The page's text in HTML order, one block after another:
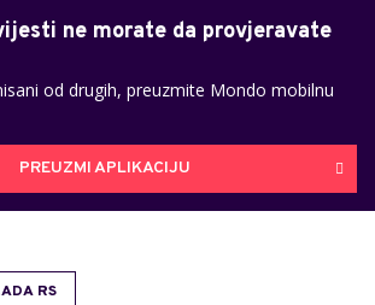
ne morate da provjeravate
od drugih, preuzmite Mondo mobilnu
PREUZMI APLIKACIJU
RS